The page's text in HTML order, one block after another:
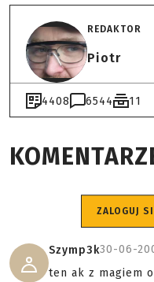
REDAKTOR
Piotr
4408 6544 11
ZALOGUJ
Szymp3k30-06-
ten ak z magiem